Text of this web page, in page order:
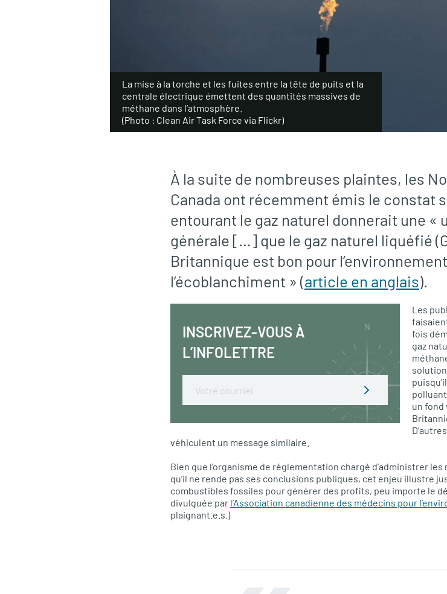
La mise à la torche et les fuites entre la tête de puits et la
centrale électrique émettent des quantités massives de
méthane dans l’atmosphère.
(Photo : Clean Air Task Force via Flickr)
À la suite de nombreuses plaintes, les
Canada ont récemment émis le constat
entourant le gaz naturel donnerait une «
générale […] que le gaz naturel liquéfié
Britannique est bon pour
l’écoblanchiment » (article en anglais).
INSCRIVEZ-VOUS À
L’INFOLETTRE
Les
fois
gaz
un fond
véhiculent un message similaire.
Bien que l’organisme de réglementation chargé d’administrer
qu’il ne rende pas ses conclusions publiques, cet enjeu illustre
combustibles fossiles pour générer des profits, peu importe le
divulguée par l’Association canadienne des médecins pour
plaignant.e.s.)